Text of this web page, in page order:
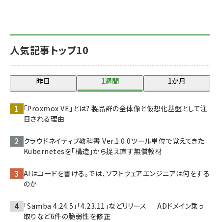
人気記事トップ10
昨日 1週間 1か月
「Proxmox VE」とは? 製品群の全体像と仮想化基盤として注
目される理由
クラウドネイティブ教科書 Ver.1.0.0――ツール単位で覚えてきた
Kubernetesを「構造」から捉え直す無償教材
AIはコードを書ける。では、ソフトウェアエンジニアは何をする
のか
「Samba 4.24.5」「4.23.11」などリリース ─ ADドメイン乗っ
取りなど6件の脆弱性を修正